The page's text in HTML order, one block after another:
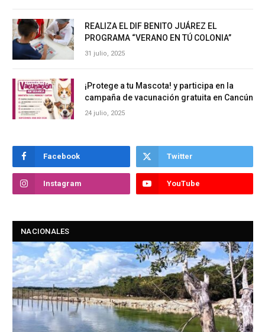
REALIZA EL DIF BENITO JUÁREZ EL
PROGRAMA “VERANO EN TÚ COLONIA”
31 julio, 2025
¡Protege a tu Mascota! y participa en la
campaña de vacunación gratuita en Cancún
24 julio, 2025
Facebook Twitter
Instagram YouTube
NACIONALES